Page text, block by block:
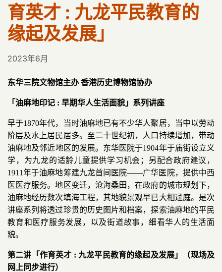
育英才 : 九龙平民教育的
缘起及发展」
2023年6月
东华三院文物馆主办 香港历史博物馆协办
「油麻地印记 : 早期华人生活面貌」系列讲座
早于1870年代，当时油麻地已有不少华人聚居，当中以劳动
阶层及水上居民居多。至二十世纪初，人口持续增加，带动
油麻地及邻近地区的发展。东华医院于1904年于庙街设立义
学，为九龙的适龄儿童提供学习机会；另配合政府建议，
1911年于油麻地筹建九龙首间医院——广华医院，提供中西
医医疗服务。地区变迁，沧海桑田，在政府的城市规划下，
油麻地经历数次填海工程，其地貌景观早已大相迳庭。是次
讲座系列将透过珍贵的历史图片和档案，探索油麻地的平民
教育和医疗服务发展，以及街道故事，细看华人的生活面
貌。
第二讲「作育英才 : 九龙平民教育的缘起及发展」（现场及
网上同步进行）